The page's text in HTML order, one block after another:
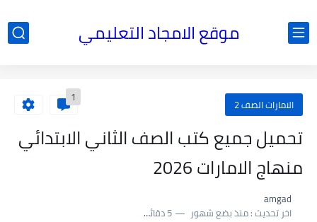
موقع الامجاد التعليمي
الامارات الصف 2 1
تحميل جميع كتب الصف الثاني الابتدائي
منهاج الامارات 2026
amgad
اخر تحديث :منذ بضع شهور 5 دقائق للقراءة